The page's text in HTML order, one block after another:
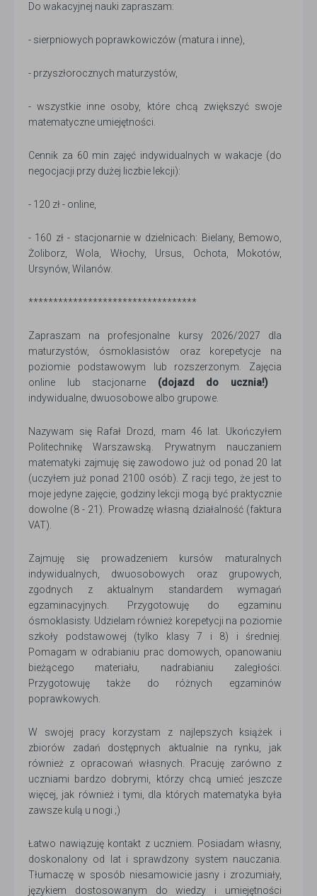
Do wakacyjnej nauki zapraszam:
- sierpniowych poprawkowiczów (matura i inne),
- przyszłorocznych maturzystów,
- wszystkie inne osoby, które chcą zwiększyć swoje
matematyczne umiejętności.
Cennik za 60 min zajęć indywidualnych w wakacje (do
negocjacji przy dużej liczbie lekcji):
- 120 zł - online,
- 160 zł - stacjonarnie w dzielnicach: Bielany, Bemowo,
Żoliborz, Wola, Włochy, Ursus, Ochota, Mokotów,
Ursynów, Wilanów.
**********************************
Zapraszam na profesjonalne kursy 2026/2027 dla
maturzystów, ósmoklasistów oraz korepetycje na
poziomie podstawowym lub rozszerzonym. Zajęcia
online lub stacjonarne (dojazd do ucznia!)
indywidualne, dwuosobowe albo grupowe.
Nazywam się Rafał Drozd, mam 46 lat. Ukończyłem
Politechnikę Warszawską. Prywatnym nauczaniem
matematyki zajmuję się zawodowo już od ponad 20 lat
(uczyłem już ponad 2100 osób). Z racji tego, że jest to
moje jedyne zajęcie, godziny lekcji mogą być praktycznie
dowolne (8 - 21). Prowadzę własną działalność (faktura
VAT).
Zajmuję się prowadzeniem kursów maturalnych
indywidualnych, dwuosobowych oraz grupowych,
zgodnych z aktualnym standardem wymagań
egzaminacyjnych. Przygotowuję do egzaminu
ósmoklasisty. Udzielam również korepetycji na poziomie
szkoły podstawowej (tylko klasy 7 i 8) i średniej.
Pomagam w odrabianiu prac domowych, opanowaniu
bieżącego materiału, nadrabianiu zaległości.
Przygotowuję także do różnych egzaminów
poprawkowych.
W swojej pracy korzystam z najlepszych książek i
zbiorów zadań dostępnych aktualnie na rynku, jak
również z opracowań własnych. Pracuję zarówno z
uczniami bardzo dobrymi, którzy chcą umieć jeszcze
więcej, jak również i tymi, dla których matematyka była
zawsze kulą u nogi ;)
Łatwo nawiązuję kontakt z uczniem. Posiadam własny,
doskonalony od lat i sprawdzony system nauczania.
Tłumaczę w sposób niesamowicie jasny i zrozumiały,
językiem dostosowanym do wiedzy i umiejętności